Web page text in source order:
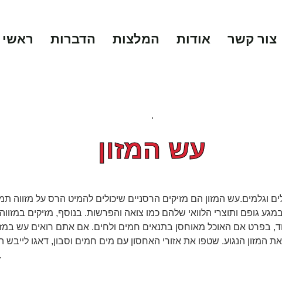
ראשי הדברות המלצות אודות צור קשר
עש המזון
וגלמים.עש המזון הם מזיקים הרסניים שיכולים להמיט הרס על מזווה
גופם ותוצרי הלוואי שלהם כמו צואה והפרשות. בנוסף, מזיקים
בפרט אם האוכל מאוחסן בתנאים חמים ולחים. אם אתם רואים עש
את המזון הנגוע. שטפו את אזורי האחסון עם מים חמים וסבון, דאגו
המזון סגור ואטום היטב בצנצנות וקופסאות האחסון.